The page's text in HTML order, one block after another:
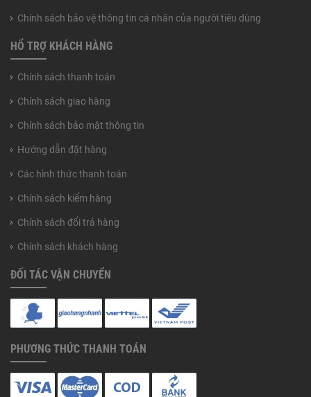
Chính sách bảo vệ thông tin cá nhân của người tiêu dùng
HỔ TRỢ KHÁCH HÀNG
Chính sách thanh toán
Chính sách giao hàng
Chính sách bảo mật thông tin
Hướng dẫn đặt hàng
Các hình thức thanh toán
Chính sách kiểm hàng
Chính sách đổi trả hàng
Chính sách khách hàng
ĐỐI TÁC VẬN CHUYỂN
PHƯƠNG THỨC THANH TOÁN